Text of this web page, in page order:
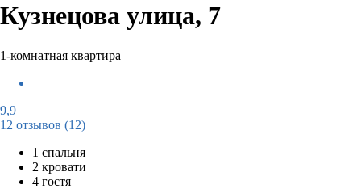
Кузнецова улица, 7
1-комнатная квартира
9,9
12 отзывов (12)
1 спальня
2 кровати
4 гостя